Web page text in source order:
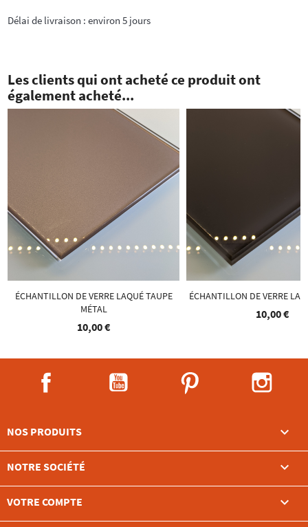
Délai de livraison : environ 5 jours
Les clients qui ont acheté ce produit ont
également acheté...
ÉCHANTILLON DE VERRE LAQUÉ TAUPE
MÉTAL
10,00 €
ÉCHANTILLON DE VERRE
10,00 €
NOS PRODUITS 
NOTRE SOCIÉTÉ 
VOTRE COMPTE 